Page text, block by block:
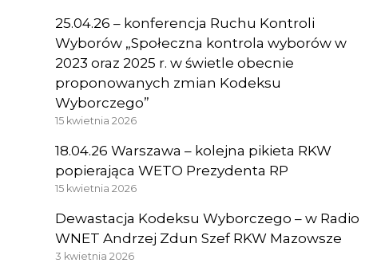
25.04.26 – konferencja Ruchu Kontroli
Wyborów „Społeczna kontrola wyborów w
2023 oraz 2025 r. w świetle obecnie
proponowanych zmian Kodeksu
Wyborczego”
15 kwietnia 2026
18.04.26 Warszawa – kolejna pikieta RKW
popierająca WETO Prezydenta RP
15 kwietnia 2026
Dewastacja Kodeksu Wyborczego – w Radio
WNET Andrzej Zdun Szef RKW Mazowsze
3 kwietnia 2026